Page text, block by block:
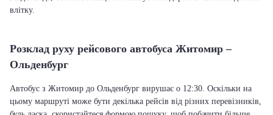
влітку.
Розклад руху рейсового автобуса Житомир –
Ольденбург
Автобус з Житомир до Ольденбург вирушає о 12:30. Оскільки на
цьому маршруті може бути декілька рейсів від різних перевізників,